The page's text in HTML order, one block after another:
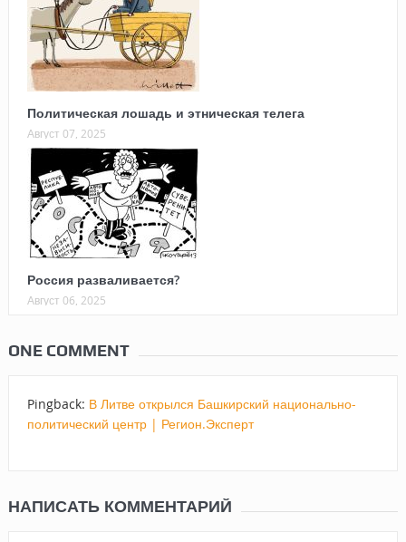
Политическая лошадь и этническая телега
Август 07, 2025
Россия разваливается?
Август 06, 2025
ONE COMMENT
Pingback: В Литве открылся Башкирский национально-
политический центр | Регион.Эксперт
НАПИСАТЬ КОММЕНТАРИЙ